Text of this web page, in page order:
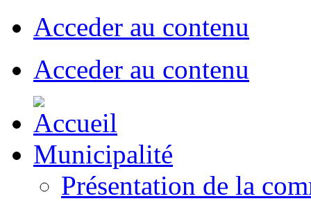
Acceder au contenu
Acceder au contenu
Municipalité
Présentation de la